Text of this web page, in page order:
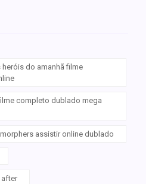
do amanhã filme
completo dublado mega
assistir online dublado
after